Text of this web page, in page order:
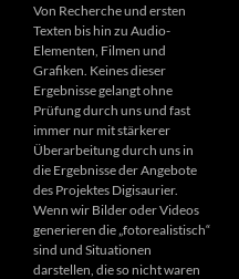
Von Recherche und ersten
Texten bis hin zu Audio-
Elementen, Filmen und
Grafiken. Keines dieser
Ergebnisse gelangt ohne
Prüfung durch uns und fast
immer nur mit stärkerer
Überarbeitung durch uns in
die Ergebnisse der Angebote
des Projektes Digisaurier.
Wenn wir Bilder oder Videos
generieren die „fotorealistisch“
sind und Situationen
darstellen, die so nicht waren